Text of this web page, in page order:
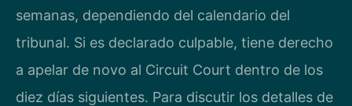
semanas, dependiendo del calendario del
tribunal. Si es declarado culpable, tiene derecho
a apelar de novo al Circuit Court dentro de los
diez días siguientes. Para discutir los detalles de